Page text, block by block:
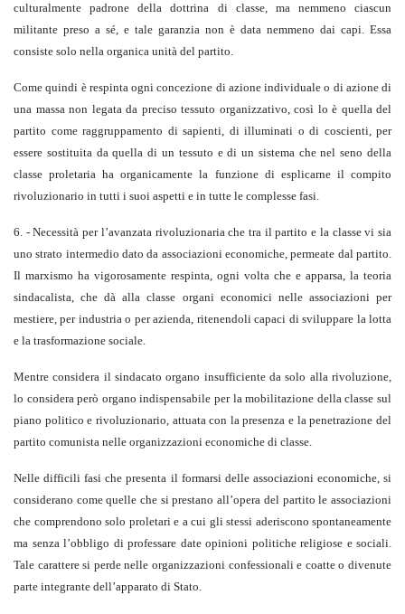
culturalmente padrone della dottrina di classe, ma nemmeno ciascun
militante preso a sé, e tale garanzia non è data nemmeno dai capi. Essa
consiste solo nella organica unità del partito.
Come quindi è respinta ogni concezione di azione individuale o di azione di
una massa non legata da preciso tessuto organizzativo, così lo è quella del
partito come raggruppamento di sapienti, di illuminati o di coscienti, per
essere sostituita da quella di un tessuto e di un sistema che nel seno della
classe proletaria ha organicamente la funzione di esplicarne il compito
rivoluzionario in tutti i suoi aspetti e in tutte le complesse fasi.
6. - Necessità per l’avanzata rivoluzionaria che tra il partito e la classe vi sia
uno strato intermedio dato da associazioni economiche, permeate dal partito.
Il marxismo ha vigorosamente respinta, ogni volta che e apparsa, la teoria
sindacalista, che dà alla classe organi economici nelle associazioni per
mestiere, per industria o per azienda, ritenendoli capaci di sviluppare la lotta
e la trasformazione sociale.
Mentre considera il sindacato organo insufficiente da solo alla rivoluzione,
lo considera però organo indispensabile per la mobilitazione della classe sul
piano politico e rivoluzionario, attuata con la presenza e la penetrazione del
partito comunista nelle organizzazioni economiche di classe.
Nelle difficili fasi che presenta il formarsi delle associazioni economiche, si
considerano come quelle che si prestano all’opera del partito le associazioni
che comprendono solo proletari e a cui gli stessi aderiscono spontaneamente
ma senza l’obbligo di professare date opinioni politiche religiose e sociali.
Tale carattere si perde nelle organizzazioni confessionali e coatte o divenute
parte integrante dell’apparato di Stato.